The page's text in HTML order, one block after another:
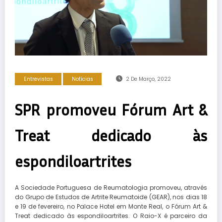
Entrevistas Notícias 2 De Março, 2022
SPR promoveu Fórum Art &
Treat dedicado às
espondiloartrites
A Sociedade Portuguesa de Reumatologia promoveu, através
do Grupo de Estudos de Artrite Reumatoide (GEAR), nos dias 18
e 19 de fevereiro, no Palace Hotel em Monte Real, o Fórum Art &
Treat dedicado às espondiloartrites. O Raio-X é parceiro da